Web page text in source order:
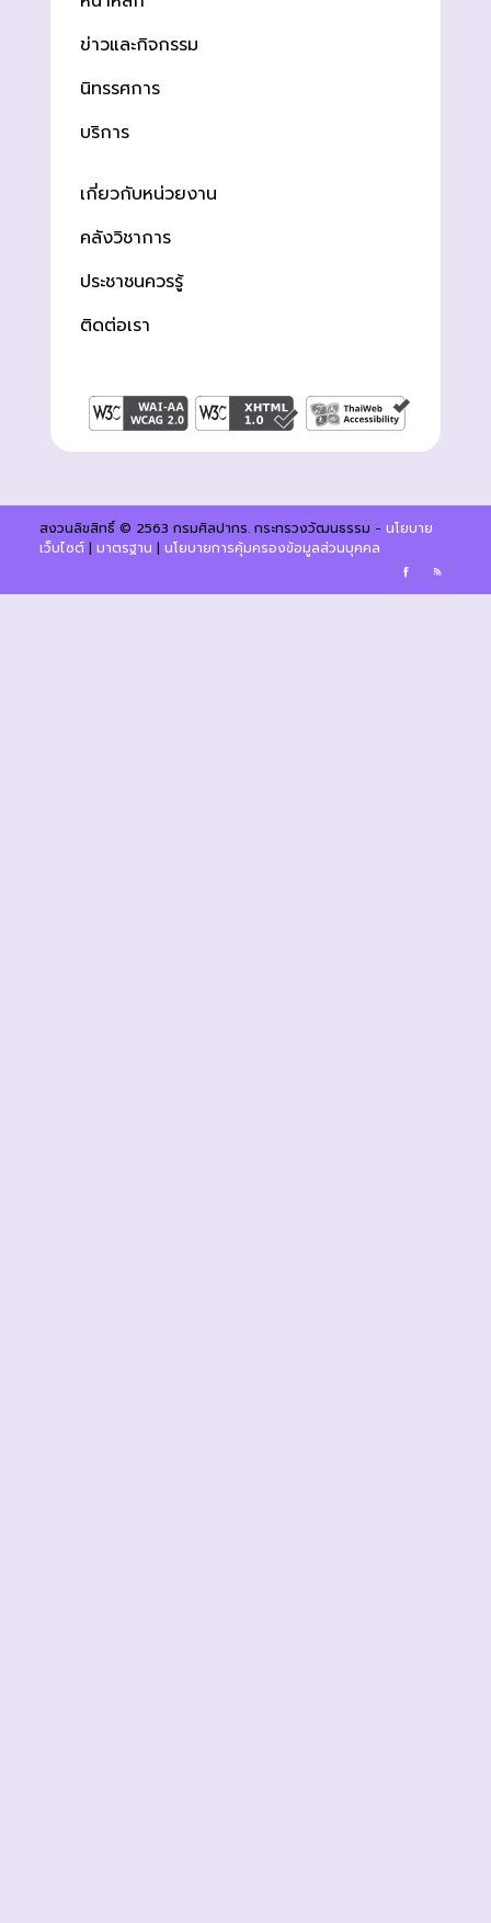
ข่าวและกิจกรรม
นิทรรศการ
บริการ
เกี่ยวกับหน่วยงาน
คลังวิชาการ
ประชาชนควรรู้
ติดต่อเรา
สงวนลิขสิทธิ์ © 2563 กรมศิลปากร. กระทรวงวัฒนธรรม - นโยบาย
เว็บไซต์| มาตรฐาน | นโยบายการคุ้มครองข้อมูลส่วนบุคคล